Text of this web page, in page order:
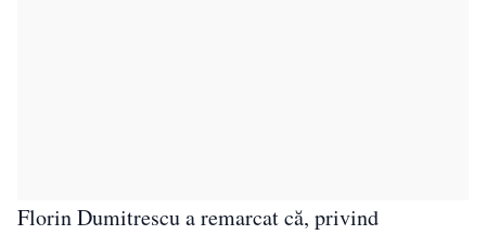
Florin Dumitrescu a remarcat că, privind